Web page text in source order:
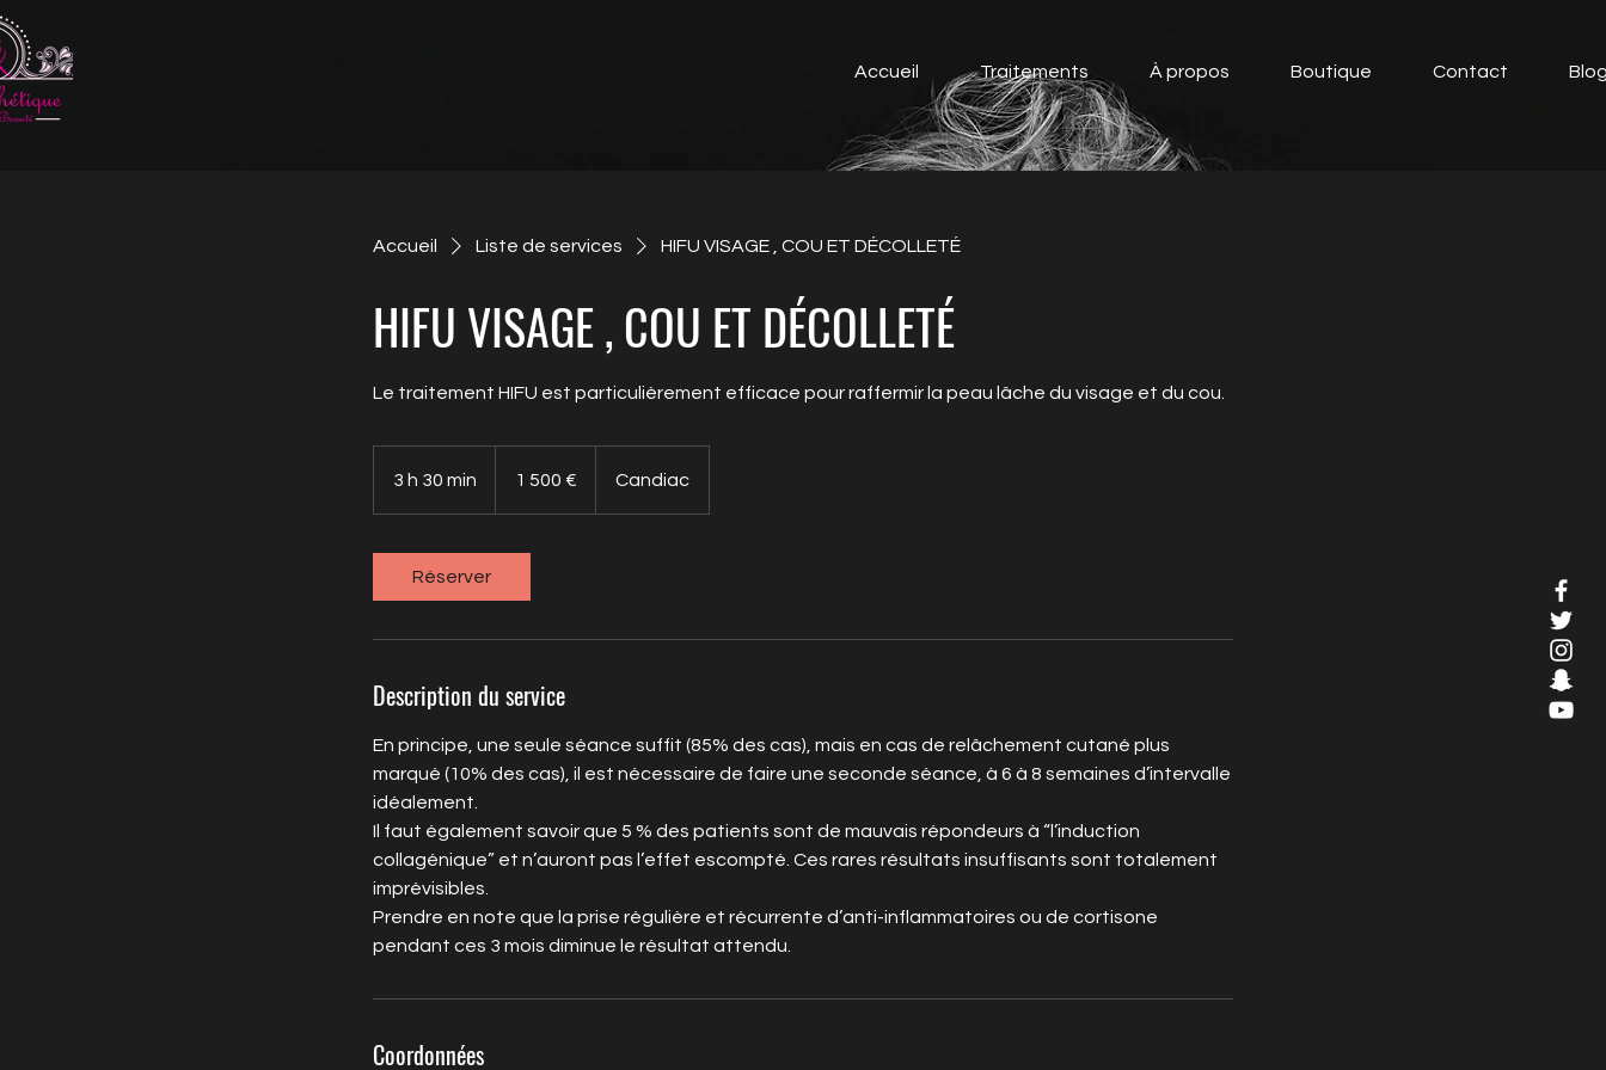
Accueil Traitements À propos Boutique Contact
Accueil Liste de services HIFU VISAGE , COU ET DÉCOLLETÉ
HIFU VISAGE , COU ET DÉCOLLETÉ
Le traitement HIFU est particulièrement efficace pour raffermir la peau lâche du visage et du cou.
3 h 30 min 1 500 € Candiac
Réserver
Description du service
En principe, une seule séance suffit (85% des cas), mais en cas de relâchement cutané plus
marqué (10% des cas), il est nécessaire de faire une seconde séance, à 6 à 8 semaines d’intervalle
idéalement.
Il faut également savoir que 5 % des patients sont de mauvais répondeurs à “l’induction
collagénique” et n’auront pas l’effet escompté. Ces rares résultats insuffisants sont totalement
imprévisibles.
Prendre en note que la prise régulière et récurrente d’anti-inflammatoires ou de cortisone
pendant ces 3 mois diminue le résultat attendu.
Coordonnées